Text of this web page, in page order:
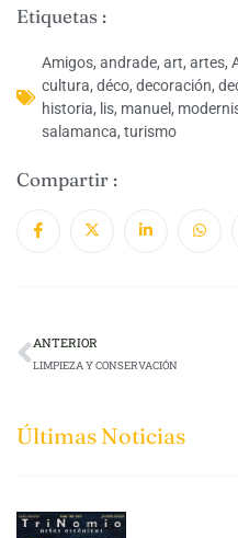
Últimas Noticias
Etiquetas :
Amigos, andrade, art, artes,
cultura, déco, decoración,
historia, lis, manuel ,
salamanca, turismo
Compartir :
ANTERIOR
LIMPIEZA Y CONSERVACIÓN